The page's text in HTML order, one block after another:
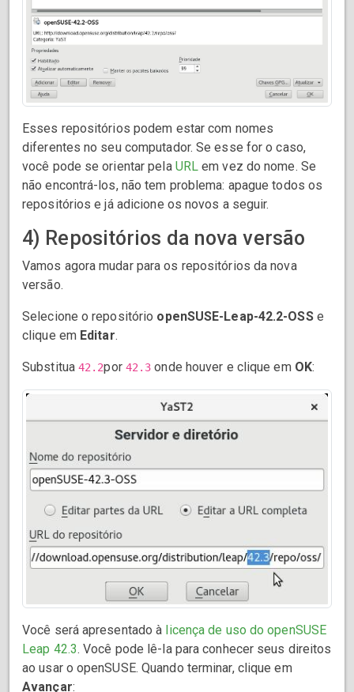
Esses repositórios podem estar com nomes
diferentes no seu computador. Se esse for o caso,
você pode se orientar pela URL em vez do nome. Se
não encontrá-los, não tem problema: apague todos os
repositórios e já adicione os novos a seguir.
4) Repositórios da nova versão
Vamos agora mudar para os repositórios da nova
versão.
Selecione o repositório openSUSE-Leap-42.2-OSSe
clique em Editar.
Substitua 42.2por 42.3 onde houver e clique em OK:
Você será apresentado à licença de uso do openSUSE
Leap 42.3. Você pode lê-la para conhecer seus direitos
ao usar o openSUSE. Quando terminar, clique em
Avançar: